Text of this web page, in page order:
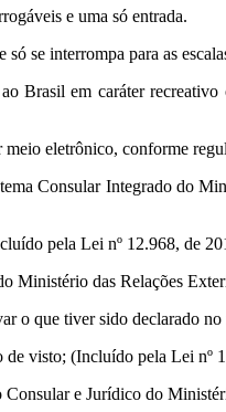
e uma só entrada.
se interrompa para as
Brasil em caráter
eletrônico, conforme
Consular Integrado do
pela Lei nº 12.968, de
Ministério das Relações
o que tiver sido declarado
de visto; (Incluído pela Lei nº
e Jurídico do